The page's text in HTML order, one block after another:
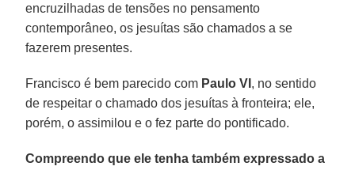
encruzilhadas de tensões no pensamento
contemporâneo, os jesuítas são chamados a se
fazerem presentes.
Francisco é bem parecido com Paulo VI , no sentido
de respeitar o chamado dos jesuítas à fronteira; ele,
porém, o assimilou e o fez parte do pontificado.
Compreendo que ele tenha também expressado a